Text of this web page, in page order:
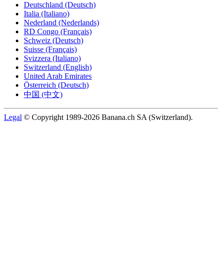
Deutschland (Deutsch)
Italia (Italiano)
Nederland (Nederlands)
RD Congo (Français)
Schweiz (Deutsch)
Suisse (Français)
Svizzera (Italiano)
Switzerland (English)
United Arab Emirates
Österreich (Deutsch)
中国 (中文)
Legal © Copyright 1989-2026 Banana.ch SA (Switzerland).